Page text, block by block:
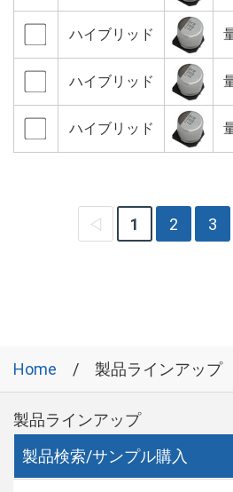
ハイブリッド
ハイブリッド
ハイブリッド
◁ 1 2 3
Home 製品ラインアップ
製品ラインアップ
製品検索/サンプル購入